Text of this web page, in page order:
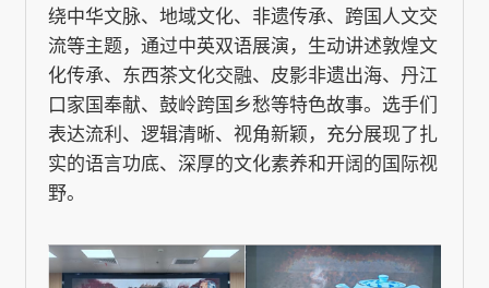
绕中华文脉、地域文化、非遗传承、跨国人文交
流等主题，通过中英双语展演，生动讲述敦煌文
化传承、东西茶文化交融、皮影非遗出海、丹江
口家国奉献、鼓岭跨国乡愁等特色故事。选手们
表达流利、逻辑清晰、视角新颖，充分展现了扎
实的语言功底、深厚的文化素养和开阔的国际视
野。